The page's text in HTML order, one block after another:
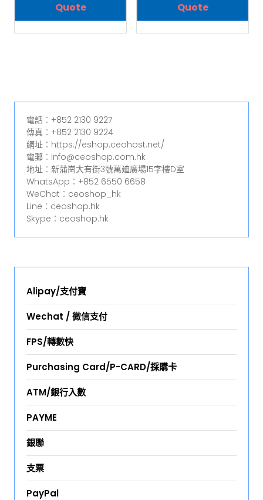
Quote Quote
電話︰+852 2130 9227
傳真︰+852 2130 9224
網址︰https://eshop.ceohost.net/
電郵︰info@ceoshop.com.hk
地址︰新蒲崗大有街3號萬廸廣場15字樓D室
WhatsApp︰+852 6550 6658
WeChat︰ceoshop_hk
Line︰ceoshop.hk
Skype︰ceoshop.hk
Alipay/支付寶
Wechat / 微信支付
FPS/轉數快
Purchasing Card/P-CARD/採購卡
ATM/銀行入數
PAYME
銀聯
支票
PayPal